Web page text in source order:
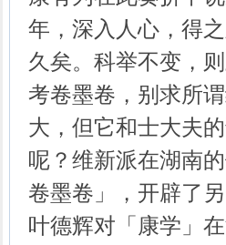
年，深入人心，得
久矣。科举不变，
考卷墨卷，别求所
大，但它和士大夫
呢？维新派在湖南
卷墨卷」，开辟了
叶德辉对「康学」